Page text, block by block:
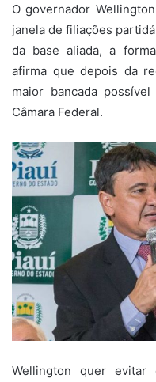
O governador
janela de filiações
da base aliada, a
afirma que depois da
maior bancada
Câmara Federal.
Wellington quer